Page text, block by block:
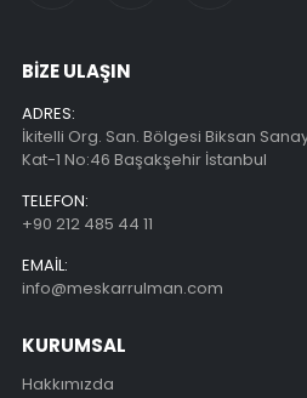
BİZE ULAŞIN
ADRES:
İkitelli Org. San. Bölgesi Biksan
Kat-1 No:46 Başakşehir İstanbul
TELEFON:
+90 212 485 44 11
EMAIL:
info@meskarrulman.com
KURUMSAL
Hakkımızda